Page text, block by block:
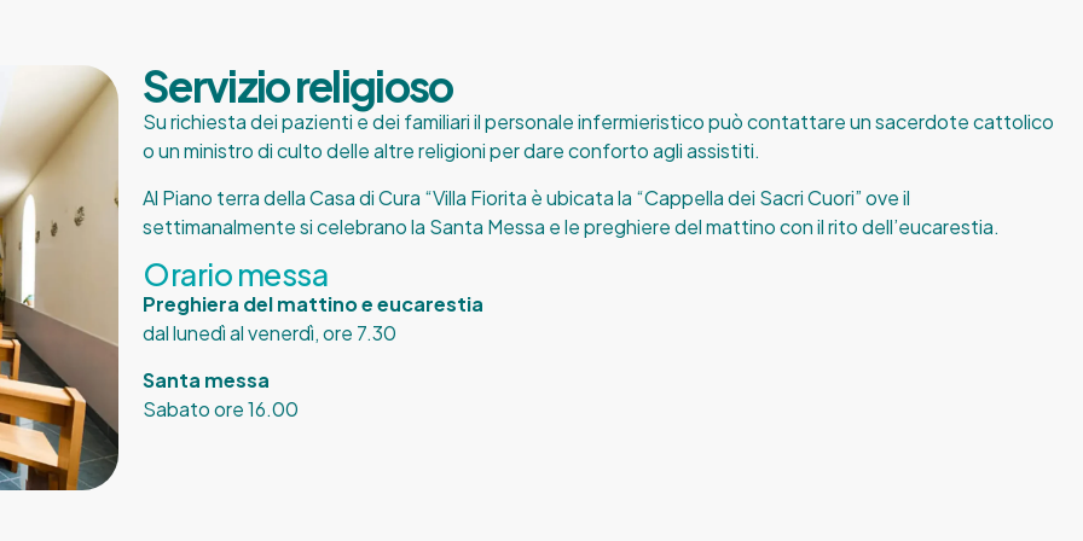
Servizio religioso
Su richiesta dei pazienti e dei familiari il personale infermieristico può contattare un sacerdote cattolico
o un ministro di culto delle altre religioni per dare conforto agli assistiti.
Al Piano terra della Casa di Cura “Villa Fiorita è ubicata la “Cappella dei Sacri Cuori” ove il
settimanalmente si celebrano la Santa Messa e le preghiere del mattino con il rito dell’eucarestia.
Orario messa
Preghiera del mattino e eucarestia
dal lunedì al venerdì, ore 7.30
Santa messa
Sabato ore 16.00